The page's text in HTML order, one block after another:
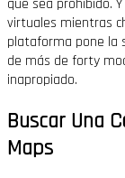
que sea prohibido.
virtuales mientras
plataforma pone la
de más de forty
inapropiado.
Buscar Una
Maps